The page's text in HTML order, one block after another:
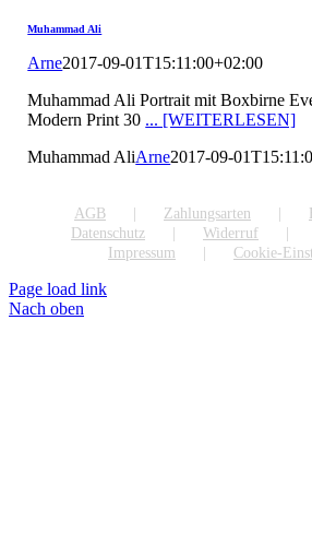
Muhammad Ali
Arne2017-09-01T15:11:00+02:00
Muhammad Ali Portrait mit Boxbirne
Modern Print 30 ... [WEITERLESEN]
Muhammad AliArne2017-09-
AGB Zahlungsarten
Datenschutz
Widerruf
Impressum
Cookie-
Page load link
Nach oben